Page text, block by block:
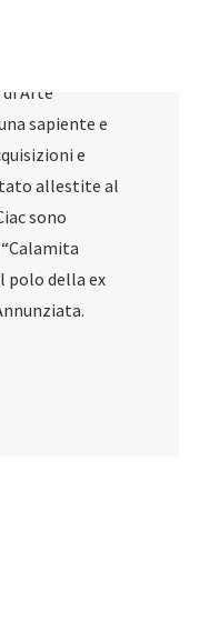
Arte
sapiente e
e
allestite al
sono
polo della ex